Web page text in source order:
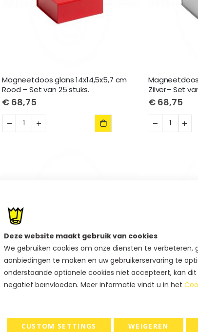
Deze website maakt gebruik van cookies
We gebruiken cookies om onze diensten te verbeteren,
aanbiedingen te maken en uw gebruikerservaring te
onderstaande optionele cookies niet accepteert, kan dit
negatief beïnvloeden. Meer informatie vindt u in het
CUSTOM SETTINGS WEIGEREN
Magneetdoos glans 14x14,5x5,7 cm
Rood – Set van 25 stuks.
€ 68,75
Magneetdoos
Zilver– Set
€ 68,75
€ 66,25 € 62,25